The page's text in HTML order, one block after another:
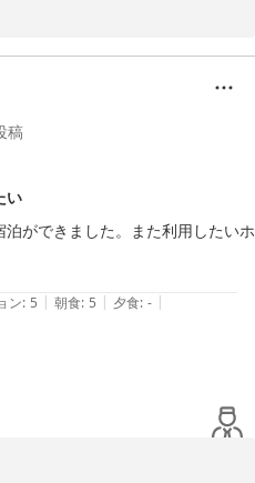
ざいます。またコメントをお寄
からも皆様により快適にお過ご
めてまいります。またのご来館
稿
い
ができました。また利用したいホ
ン: 5 | 朝食: 5 | 夕食: - |